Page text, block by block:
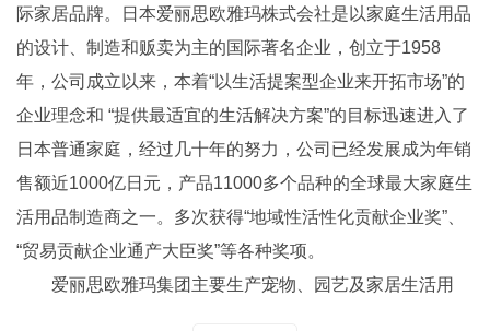
际家居品牌。日本爱丽思欧雅玛株式会社是以家庭生活用品
的设计、制造和贩卖为主的国际著名企业，创立于1958
年，公司成立以来，本着“以生活提案型企业来开拓市场”的
企业理念和 “提供最适宜的生活解决方案”的目标迅速进入了
日本普通家庭，经过几十年的努力，公司已经发展成为年销
售额近1000亿日元，产品11000多个品种的全球最大家庭生
活用品制造商之一。多次获得“地域性活性化贡献企业奖”、
“贸易贡献企业通产大臣奖”等各种奖项。
爱丽思欧雅玛集团主要生产宠物、园艺及家居生活用